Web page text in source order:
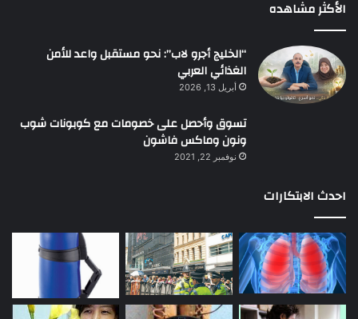
الأكثر مشاهده
“الخليج أجرو لاب”: نحو مستقبل واعد للأمن
الغذائي العربي
أبريل 13, 2026
تسوق وأحصل على خصومات مع كوبونات شوب
ونون وماكس فاشون
نوفمبر 22, 2021
احدث الابتكارات